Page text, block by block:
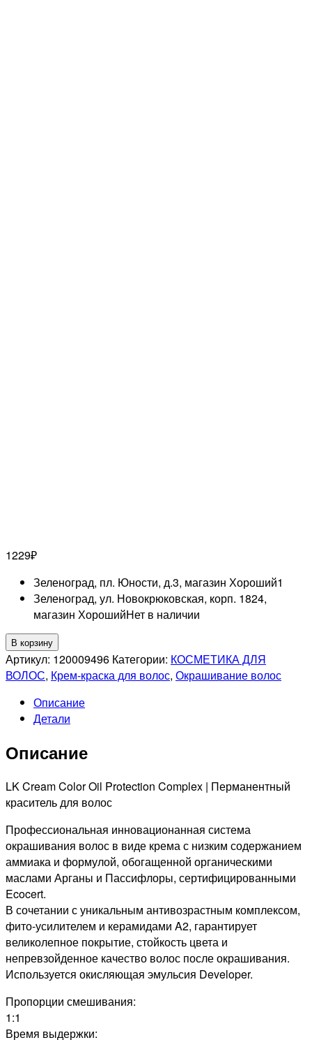
1229₽
Зеленоград, пл. Юности, д.3, магазин Хороший1
Зеленоград, ул. Новокрюковская, корп. 1824,
магазин ХорошийНет в наличии
Количество
товара
LISAP
8/72
СТОЙКАЯ
ДЛЯ
ВОЛОС
БЛОНДИН
БЕЖЕВО-
ПЕПЕЛЬНЫЙ,
100мл
В корзину
Артикул: 120009496 Категории: КОСМЕТИКА ДЛЯ
ВОЛОС, Крем-краска для волос, Окрашивание волос
Описание
Детали
Описание
LK Cream Color Oil Protection Complex | Перманентный
краситель для волос
Профессиональная инновационанная система
окрашивания волос в виде крема с низким содержанием
аммиака и формулой, обогащенной органическими
маслами Арганы и Пассифлоры, сертифицированными
Ecocert.
В сочетании с уникальным антивозрастным комплексом,
фито-усилителем и керамидами A2, гарантирует
великолепное покрытие, стойкость цвета и
непревзойденное качество волос после окрашивания.
Используется окисляющая эмульсия Developer.
Пропорции смешивания:
1:1
Время выдержки: